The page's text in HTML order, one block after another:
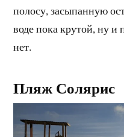
полосу, засыпанную
воде пока крутой, ну
нет.
Пляж Солярис